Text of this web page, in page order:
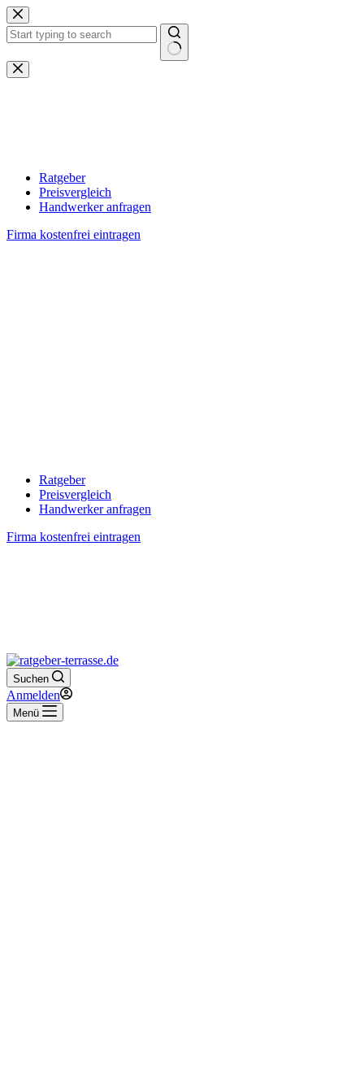
Zum
Inhalt
springen
Keine
Ergebnisse
Ratgeber
Preisvergleich
Handwerker anfragen
Firma kostenfrei eintragen
Ratgeber
Preisvergleich
Handwerker anfragen
Firma kostenfrei eintragen
Suchen
Anmelden
Menü